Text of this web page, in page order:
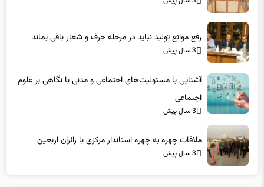
رفع موانع تولید نباید در مرحله حرف و شعار باقی بماند
3 سال پیش
آشنایی با مسئولیت‌های اجتماعی و مدنی با نگاهی بر علوم
اجتماعی
3 سال پیش
ملاقات چهره به چهره استاندار مرکزی با زائران اربعین
3 سال پیش